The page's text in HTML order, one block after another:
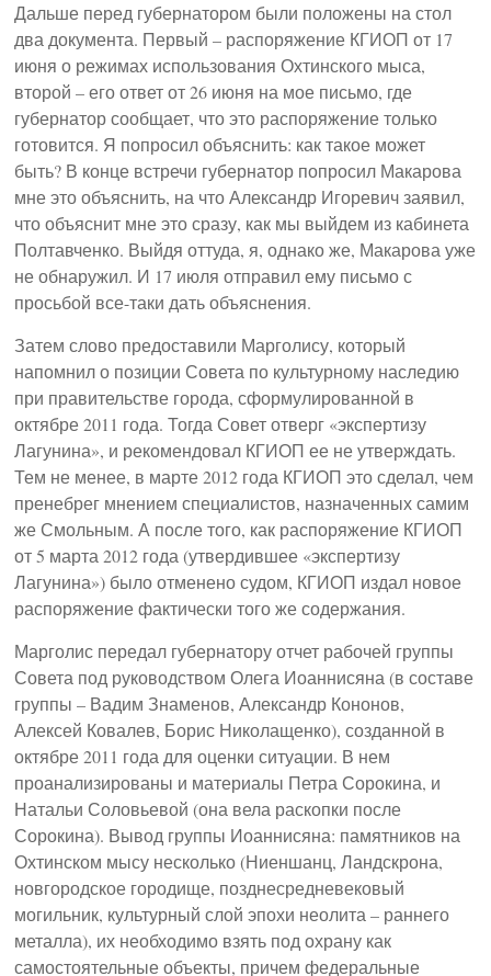
Дальше перед губернатором были положены на стол
два документа. Первый – распоряжение КГИОП от 17
июня о режимах использования Охтинского мыса,
второй – его ответ от 26 июня на мое письмо, где
губернатор сообщает, что это распоряжение только
готовится. Я попросил объяснить: как такое может
быть? В конце встречи губернатор попросил Макарова
мне это объяснить, на что Александр Игоревич заявил,
что объяснит мне это сразу, как мы выйдем из кабинета
Полтавченко. Выйдя оттуда, я, однако же, Макарова уже
не обнаружил. И 17 июля отправил ему письмо с
просьбой все-таки дать объяснения.
Затем слово предоставили Марголису, который
напомнил о позиции Совета по культурному наследию
при правительстве города, сформулированной в
октябре 2011 года. Тогда Совет отверг «экспертизу
Лагунина», и рекомендовал КГИОП ее не утверждать.
Тем не менее, в марте 2012 года КГИОП это сделал, чем
пренебрег мнением специалистов, назначенных самим
же Смольным. А после того, как распоряжение КГИОП
от 5 марта 2012 года (утвердившее «экспертизу
Лагунина») было отменено судом, КГИОП издал новое
распоряжение фактически того же содержания.
Марголис передал губернатору отчет рабочей группы
Совета под руководством Олега Иоаннисяна (в составе
группы – Вадим Знаменов, Александр Кононов,
Алексей Ковалев, Борис Николащенко), созданной в
октябре 2011 года для оценки ситуации. В нем
проанализированы и материалы Петра Сорокина, и
Натальи Соловьевой (она вела раскопки после
Сорокина). Вывод группы Иоаннисяна: памятников на
Охтинском мысу несколько (Ниеншанц, Ландскрона,
новгородское городище, позднесредневековый
могильник, культурный слой эпохи неолита – раннего
металла), их необходимо взять под охрану как
самостоятельные объекты, причем федеральные